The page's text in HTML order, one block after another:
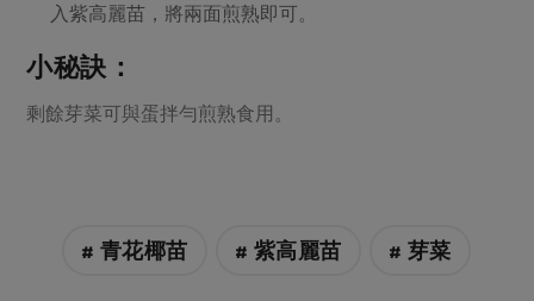
社務會議 地區活動
活動報下載
入紫高麗苗，將兩面煎熟即可。
小秘訣：
剩餘芽菜可與蛋拌勻煎熟食用。
# 青花椰苗 # 紫高麗苗 # 芽菜